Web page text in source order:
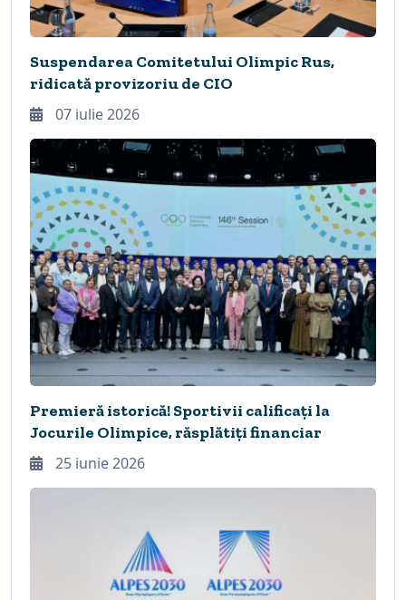
Suspendarea Comitetului Olimpic Rus,
ridicată provizoriu de CIO
07 iulie 2026
Premieră istorică! Sportivii calificați la
Jocurile Olimpice, răsplătiți financiar
25 iunie 2026